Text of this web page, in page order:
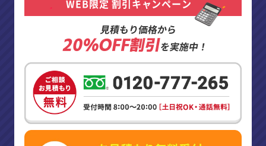
WEB限定 割引キャンペーン
見積もり価格から
20%OFF割引を実施中！